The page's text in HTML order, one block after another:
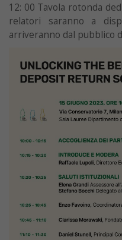
12: 00 Tavola rotonda
relatori saranno a
arriveranno dal pubblico